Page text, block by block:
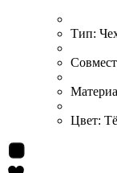
Тип:
Цвет: